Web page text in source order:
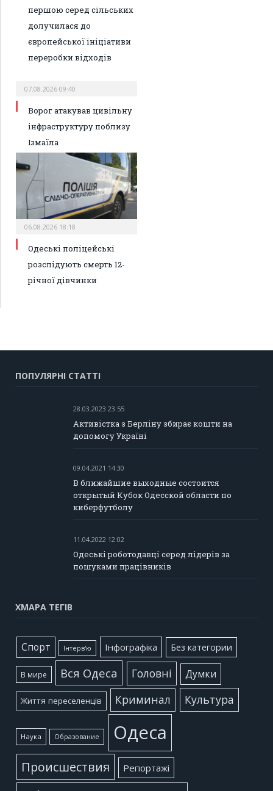
першою серед сільських
долучилася до
європейської ініціативи
переробки відходів
07.08.2026 09:40
Ворог атакував цивільну
інфраструктуру поблизу
Ізмаїла
06.08.2026 18:18
Одеські поліцейські
розслідують смерть 12-
річної дівчинки
ПОПУЛЯРНІ СТАТТІ
28.03.2023 23:55
Активістка з Берліну збирає кошти на
допомогу Україні
09.04.2021 14:30
В ближайшие выходные состоится
открытый Кубок Одесской области по
киберфутболу
11.04.2022 12:02
Одеські роботодавці серед лідерів за
пошуками працівників
ХМАРА ТЕГІВ
Cпорт Інтерв'ю Інфографіка Без категории
В мире Вся Одеса Головні Думки
Життя переселенців Криминал Культура
Наука Образование Одеса
Происшествия Репортажі